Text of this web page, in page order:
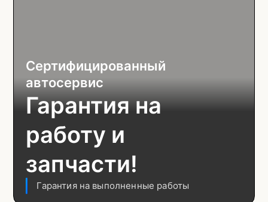
Сертифицированный
автосервис
Гарантия на
работу и
запчасти!
Гарантия на выполненные работы